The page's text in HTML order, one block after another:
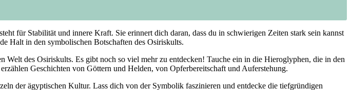
für Stabilität und innere Kraft. Sie erinnert dich daran, dass du in schwierigen Zeiten stark sein kannst
Halt in den symbolischen Botschaften des Osiriskults.
des Osiriskults. Es gibt noch so viel mehr zu entdecken! Tauche ein in die Hieroglyphen, die in den
Geschichten von Göttern und Helden, von Opferbereitschaft und Auferstehung.
der ägyptischen Kultur. Lass dich von der Symbolik faszinieren und entdecke die tiefgründigen